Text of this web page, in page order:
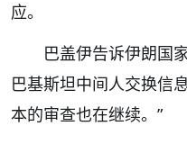
应。
巴盖伊告诉伊朗国
巴基斯坦中间人交换信
本的审查也在继续。”